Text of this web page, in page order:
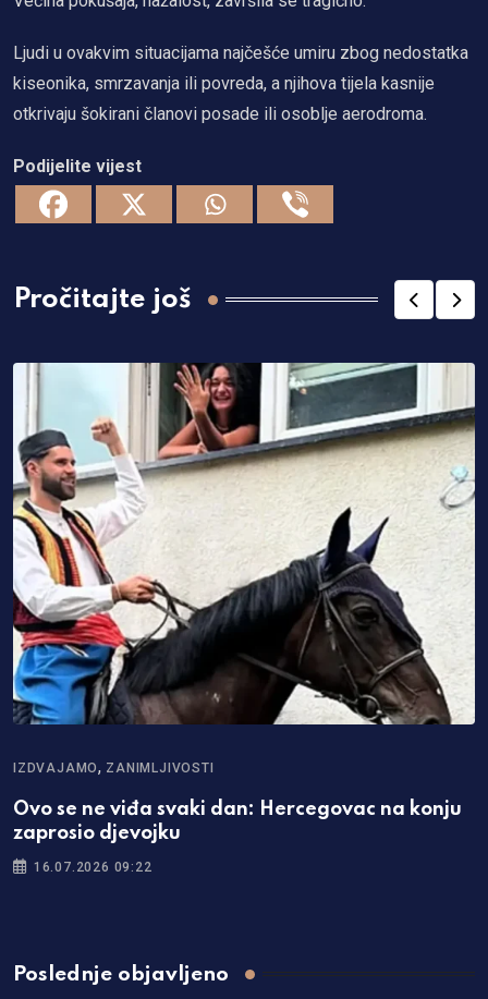
Ljudi u ovakvim situacijama najčešće umiru zbog nedostatka
kiseonika, smrzavanja ili povreda, a njihova tijela kasnije
otkrivaju šokirani članovi posade ili osoblje aerodroma.
Podijelite vijest
Pročitajte još
IZDVAJAMO, ZANIMLJIVOSTI
Ovo se ne viđa svaki dan: Hercegovac na konju
zaprosio djevojku
16.07.2026 09:22
Poslednje objavljeno